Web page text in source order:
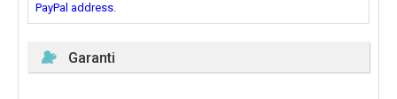
PayPal address.
Garanti